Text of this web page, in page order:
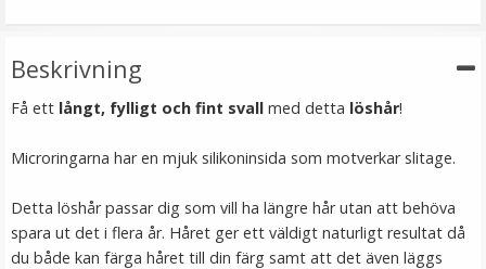
199 kr
Beskrivning
Få ett långt, fylligt och fint svall med detta löshår!
Microringarna har en mjuk silikoninsida som motverkar slitage.
Detta löshår passar dig som vill ha längre hår utan att behöva
spara ut det i flera år. Håret ger ett väldigt naturligt resultat då
du både kan färga håret till din färg samt att det även läggs